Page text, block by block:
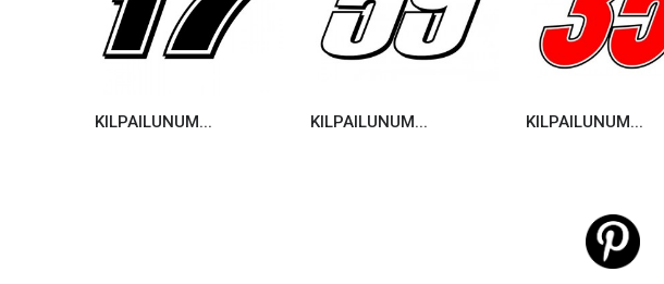
KILPAILUNUM... KILPAILUNUM... KILPAILUNUM...